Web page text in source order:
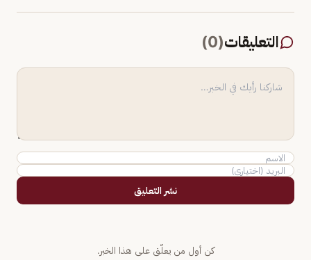
التعليقات(
0
)
نشر التعليق
كن أول من يعلّق على هذا الخبر.